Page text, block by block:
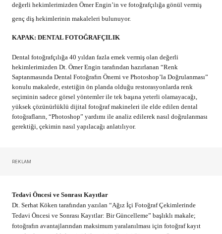
değerli hekimlerimizden Ömer Engin’in ve fotoğrafçılığa gönül vermiş
genç diş hekimlerinin makaleleri bulunuyor.
KAPAK: DENTAL FOTOĞRAFÇILIK
Dental fotoğrafçılığa 40 yıldan fazla emek vermiş olan değerli
hekimlerimizden Dt. Ömer Engin tarafından hazırlanan “Renk
Saptanmasında Dental Fotoğrafın Önemi ve Photoshop’la Doğrulanması”
konulu makalede, estetiğin ön planda olduğu restorasyonlarda renk
seçiminin sadece görsel yöntemler ile tek başına yeterli olamayacağı,
yüksek çözünürlüklü dijital fotoğraf makineleri ile elde edilen dental
fotoğrafların, “Photoshop” yardımı ile analiz edilerek nasıl doğrulanması
gerektiği, çekimin nasıl yapılacağı anlatılıyor.
REKLAM
Tedavi Öncesi ve Sonrası Kayıtlar
Dt. Serhat Köken tarafından yazılan “Ağız İçi Fotoğraf Çekimlerinde
Tedavi Öncesi ve Sonrası Kayıtlar: Bir Güncelleme” başlıklı makale;
fotoğrafın avantajlarından maksimum yaralanılması için fotoğraf kayıt